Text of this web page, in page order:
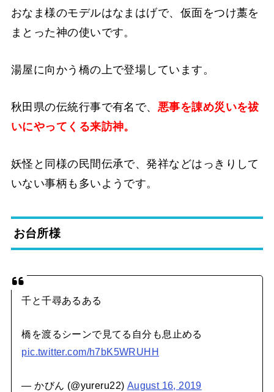
おなま様のモデルはなまはげで、仮面をつけ藁を
まとった神の使いです。
湯屋に向かう橋の上で登場しています。
秋田県の伝統行事で有名で、 悪事を諌め災いを祓
いにやってくる来訪神。
妖怪と同様の民間伝承で、発祥などはっきりして
いない事柄も多いようです。
お台所様
千と千尋あるある
橋を渡るシーンで見てる自分も息止める
pic.twitter.com/h7bK5WRUHH
— かびん (@yureru22) August 16, 2019